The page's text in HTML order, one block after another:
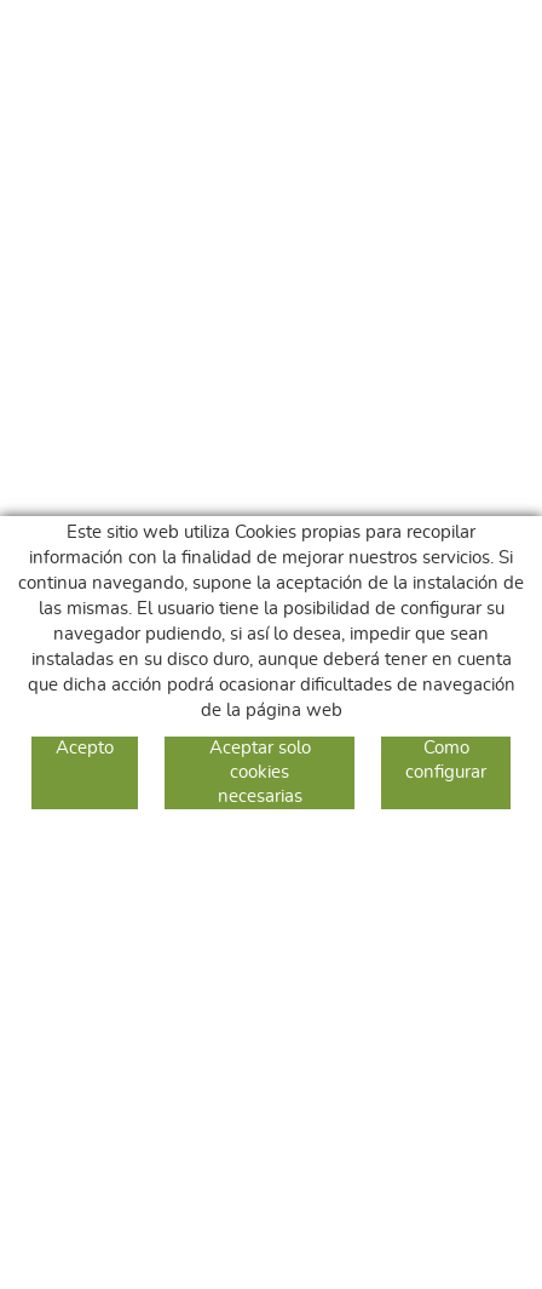
CAMBIOS Y DEVOLUCIONES
Este sitio web utiliza Cookies propias para recopilar
información con la finalidad de mejorar nuestros servicios. Si
continua navegando, supone la aceptación de la instalación de
las mismas. El usuario tiene la posibilidad de configurar su
navegador pudiendo, si así lo desea, impedir que sean
instaladas en su disco duro, aunque deberá tener en cuenta
que dicha acción podrá ocasionar dificultades de navegación
de la página web
Acepto
Aceptar solo
cookies
necesarias
Como
configurar